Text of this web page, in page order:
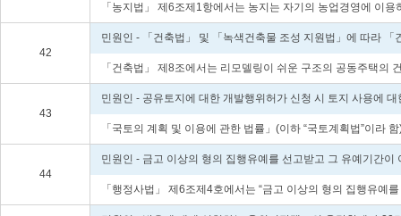
「농지법」 제6조제1항에서는 농지는 자기의 농업경영에 이
42
민원인 - 「건축법」 및 「녹색건축물 조성 지원법」에 따라
「건축법」 제8조에서는 리모델링이 쉬운 구조의 공동주택
43
민원인 - 공유토지에 대한 개발행위허가 신청 시 토지 사용에
「국토의 계획 및 이용에 관한 법률」(이하 “국토계획법”이
44
민원인 - 금고 이상의 형의 집행유예를 선고받고 그 유예기간
「행정사법」 제6조제4호에서는 “금고 이상의 형의 집행유예